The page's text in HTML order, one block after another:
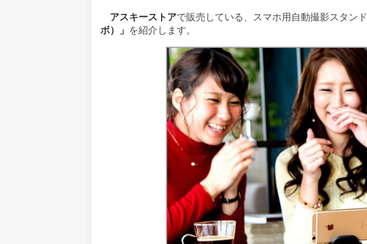
アスキーストアで販売している、スマホ用自動撮影スタンド
ボ）」
を紹介します。